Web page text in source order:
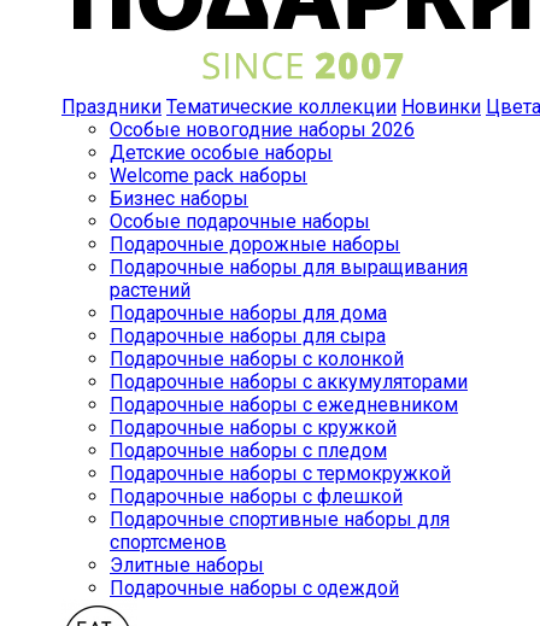
Праздники Тематические коллекции Новинки Цвета
Особые новогодние наборы 2026
Детские особые наборы
Welcome pack наборы
Бизнес наборы
Особые подарочные наборы
Подарочные дорожные наборы
Подарочные наборы для выращивания
растений
Подарочные наборы для дома
Подарочные наборы для сыра
Подарочные наборы с колонкой
Подарочные наборы с аккумуляторами
Подарочные наборы с ежедневником
Подарочные наборы с кружкой
Подарочные наборы с пледом
Подарочные наборы с термокружкой
Подарочные наборы с флешкой
Подарочные спортивные наборы для
спортсменов
Элитные наборы
Подарочные наборы с одеждой